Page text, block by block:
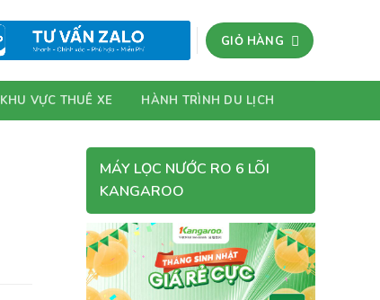
GIỎ HÀNG
KHU VỰC THUÊ XE HÀNH TRÌNH DU LỊCH
MÁY LỌC NƯỚC RO 6 LÕI
KANGAROO